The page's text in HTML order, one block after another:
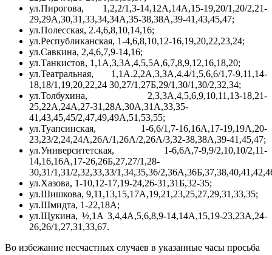
ул.Пирогова, 1,2,2/1,3-14,12А,14А,15-19,20/1,20/2,21-
29,29А,30,31,33,34,34А,35-38,38А,39-41,43,45,47;
ул.Полесская, 2.4,6,8,10,14,16;
ул.Республиканская, 1-4,6,8,10,12-16,19,20,22,23,24;
ул.Савкина, 2,4,6,7,9-14,16;
ул.Танкистов, 1,1А,З,3А,4,5,5А,6,7,8,9,12,16,18,20;
ул.Театральная, 1,1А.2,2А,3,ЗА,4.4/1,5,6,6/1,7-9,11,14-
18,18/1,19,20,22,24 30,27/1,27Б,29/1,30/1,30/2,32,34;
ул.Толбухина, 2,3,3А,4,5,6,9,10,11,13-18,21-
25,22А,24А,27-31,28А,30А,31А,33,35-
41,43,45,45/2,47,49,49А,51,53,55;
ул.Туапсинская, 1-6,6/1,7-16,16А,17-19,19А,20-
23,23/2,24,24А,26А/1,26А/2,26А/3,32-38,38А,39-41,45,47;
ул.Университетская, 1-6,6А,7-9,9/2,10,10/2,11-
14,16,16А,17-26,26Б,27,27/1,28-
30,31/1,31/2,32,33,33/1,34,35,36/
ул.Хазова, 1-10,12-17,19-24,26-31,31Б,32-35;
ул.Шишкова, 9,11,13,15,17А,19,21,23,25,27,29,31,33,35;
ул.Шмидта, 1-22,18А;
ул.Щукина, ½,1А 3,4,4А,5,6,8,9-14,14А,15,19-23,23A,24-
26,26/1,27,31,33,67.
Во избежание несчастных случаев в указанные часы просьба